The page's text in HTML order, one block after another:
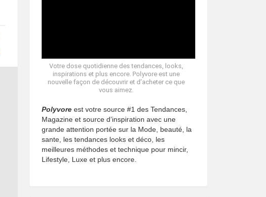
Votre dose quotidienne des tendances, looks,
inspirations et plus encore. Polyvore est une
nouvelle façon de découvrir et d’acheter ce que
vous aimez.
Polyvore est votre source #1 des Tendances,
Magazine et source d’inspiration avec une
grande attention portée sur la Mode, beauté, la
sante, les tendances looks et déco, les
meilleures méthodes et technique pour mincir,
Lifestyle, Luxe et plus encore.